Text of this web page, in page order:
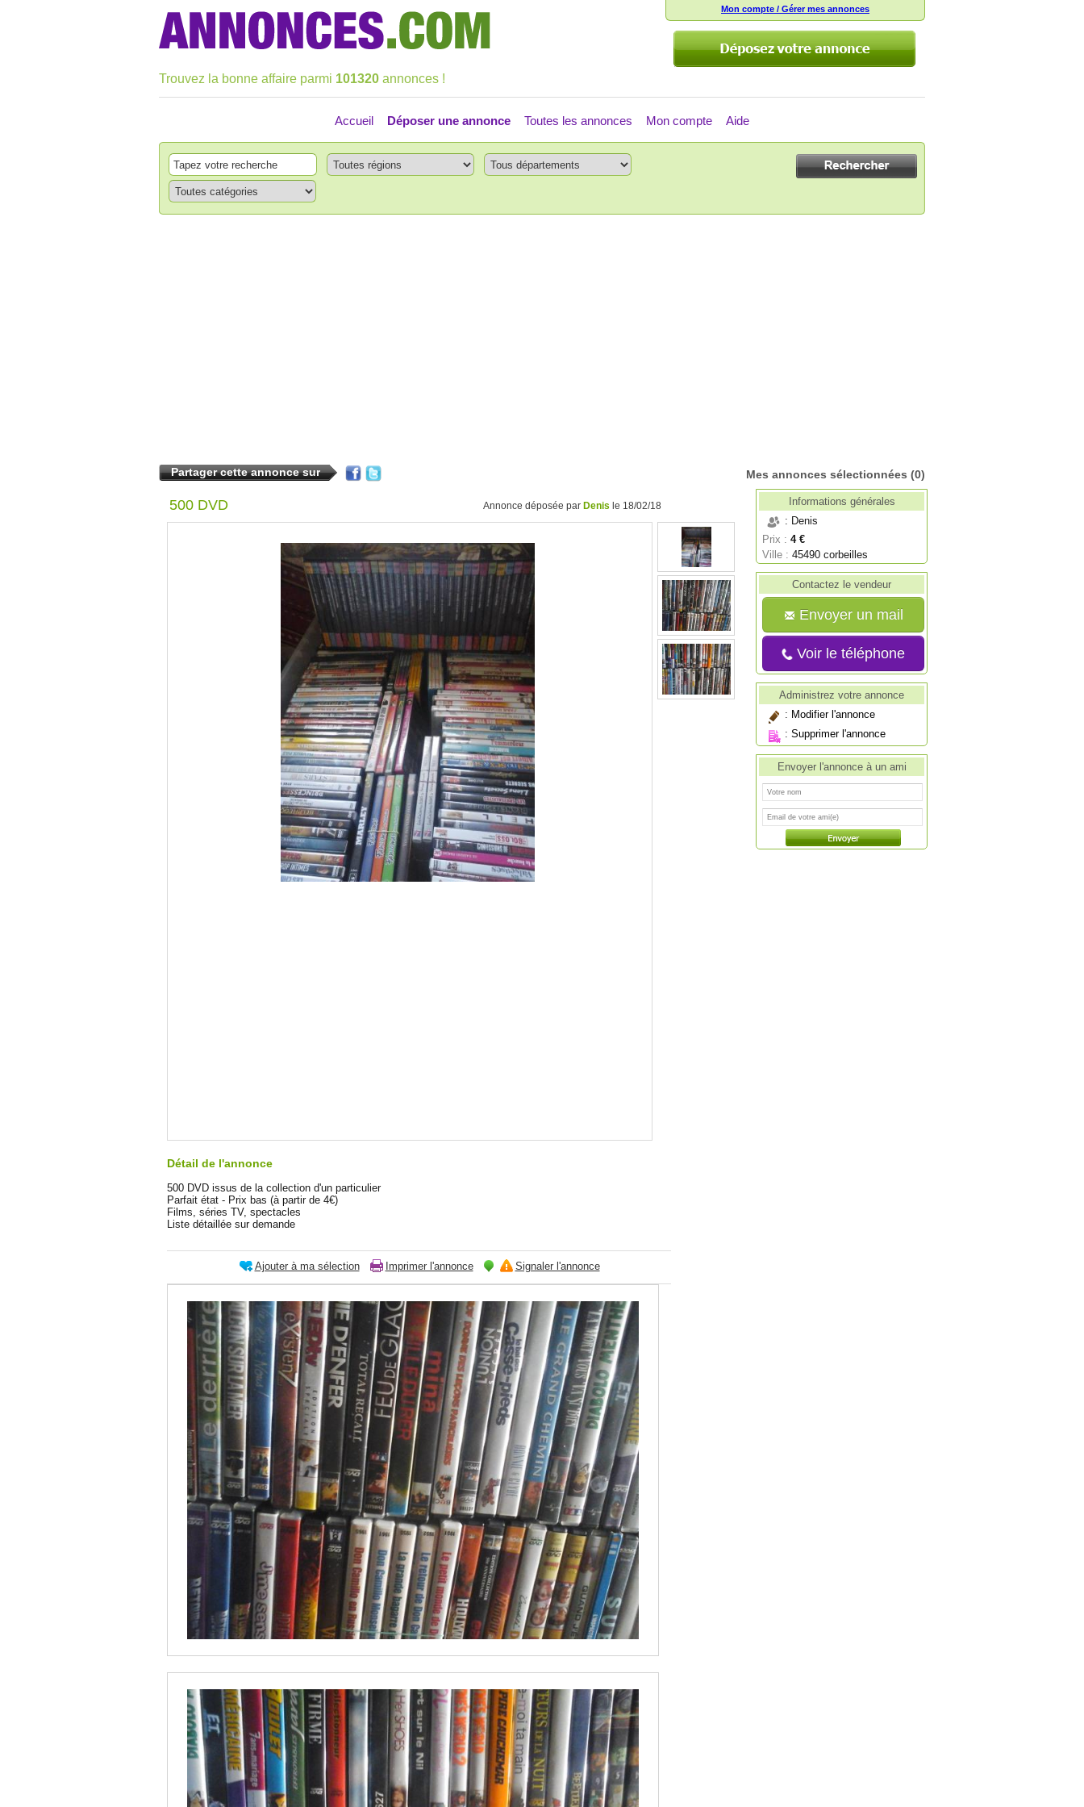
Mon compte / Gérer mes annonces
Trouvez la bonne affaire parmi 101320 annonces !
Accueil Déposer une annonce Toutes les annonces Mon compte Aide
Partager cette annonce sur Mes annonces sélectionnées (0)
500 DVD Annonce déposée par Denis le 18/02/18
Détail de l'annonce
500 DVD issus de la collection d'un particulier
Parfait état - Prix bas (à partir de 4€)
Films, séries TV, spectacles
Liste détaillée sur demande
Ajouter à ma sélection Imprimer l'annonce Signaler l'annonce
Informations générales
: Denis
Prix : 4 €
Ville : 45490 corbeilles
Contactez le vendeur
Envoyer un mail
Voir le téléphone
Administrez votre annonce
: Modifier l'annonce
: Supprimer l'annonce
Envoyer l'annonce à un ami